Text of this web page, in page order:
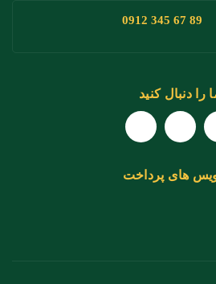
89 67 345 0912
را دنبال کنید
های پرداخت